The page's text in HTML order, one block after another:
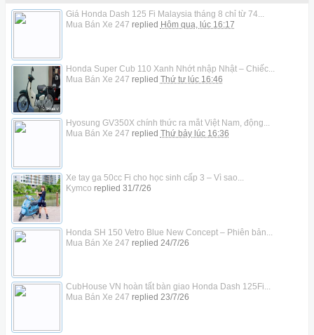
Giá Honda Dash 125 Fi Malaysia tháng 8 chỉ từ 74...
Mua Bán Xe 247 replied Hôm qua, lúc 16:17
Honda Super Cub 110 Xanh Nhớt nhập Nhật – Chiếc...
Mua Bán Xe 247 replied Thứ tư lúc 16:46
Hyosung GV350X chính thức ra mắt Việt Nam, động...
Mua Bán Xe 247 replied Thứ bảy lúc 16:36
Xe tay ga 50cc Fi cho học sinh cấp 3 – Vì sao...
Kymco replied 31/7/26
Honda SH 150 Vetro Blue New Concept – Phiên bản...
Mua Bán Xe 247 replied 24/7/26
CubHouse VN hoàn tất bàn giao Honda Dash 125Fi...
Mua Bán Xe 247 replied 23/7/26